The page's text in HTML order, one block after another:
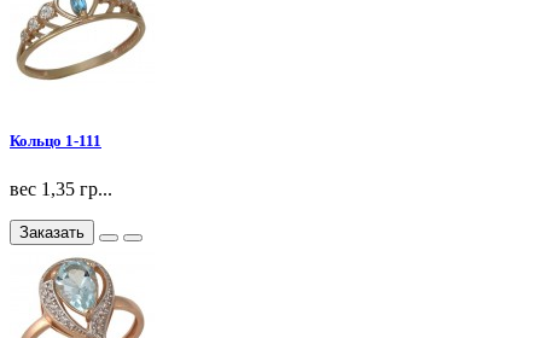
Кольцо 1-111
вес 1,35 гр...
Заказать